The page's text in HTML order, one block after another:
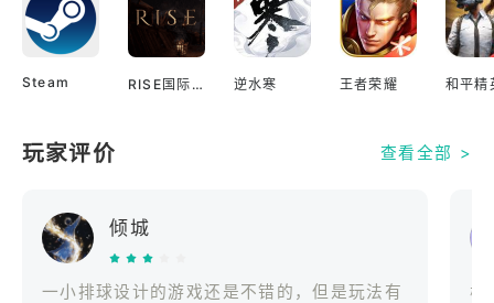
Steam RISE国际服 逆水寒 王者荣耀 和平精
玩家评价 查看全部 >
倾城
一小排球设计的游戏还是不错的，但是玩法有
棒